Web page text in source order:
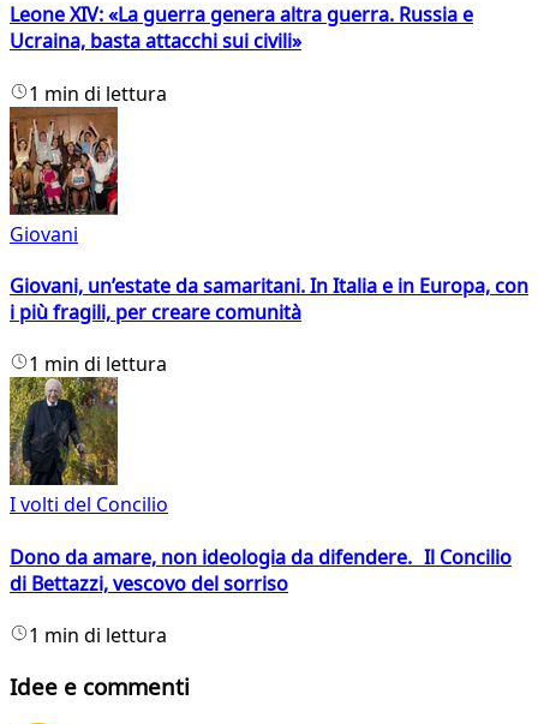
Leone XIV: «La guerra genera altra guerra. Russia e
Ucraina, basta attacchi sui civili»
1 min di lettura
Giovani
Giovani, un’estate da samaritani. In Italia e in Europa, con
i più fragili, per creare comunità
1 min di lettura
I volti del Concilio
Dono da amare, non ideologia da difendere. Il Concilio
di Bettazzi, vescovo del sorriso
1 min di lettura
Idee e commenti